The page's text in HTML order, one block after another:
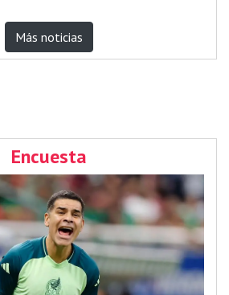
Más noticias
Encuesta